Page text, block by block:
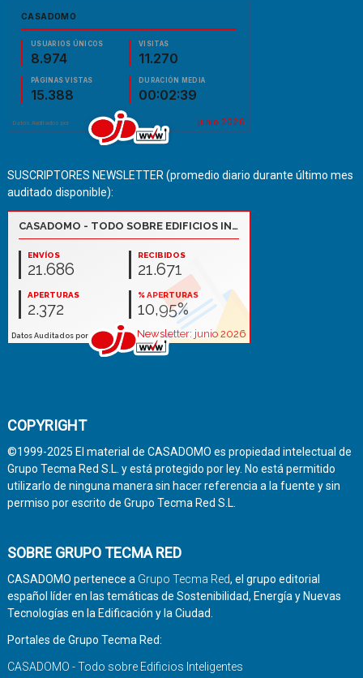
SUSCRIPTORES NEWSLETTER (promedio diario durante último mes
auditado disponible):
COPYRIGHT
©1999-2025 El material de CASADOMO es propiedad intelectual de
Grupo Tecma Red S.L. y está protegido por ley. No está permitido
utilizarlo de ninguna manera sin hacer referencia a la fuente y sin
permiso por escrito de Grupo Tecma Red S.L.
SOBRE GRUPO TECMA RED
CASADOMO pertenece a Grupo Tecma Red, el grupo editorial
español líder en las temáticas de Sostenibilidad, Energía y Nuevas
Tecnologías en la Edificación y la Ciudad.
Portales de Grupo Tecma Red:
CASADOMO - Todo sobre Edificios Inteligentes